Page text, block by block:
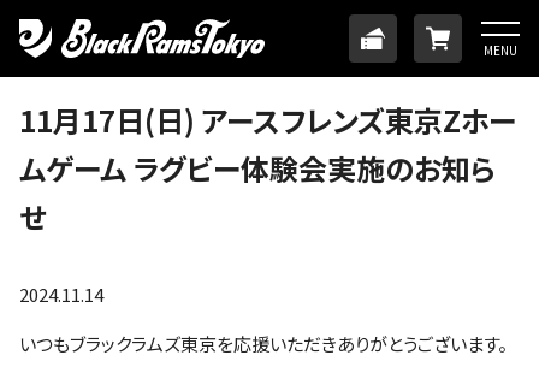
MENU
TICKET
HOME
チーム
11月17日(日) アースフレンズ東京Zホー
ムゲーム ラグビー体験会実施のお知ら
せ
2024.11.14
いつもブラックラムズ東京を応援いただきありがとうございます。